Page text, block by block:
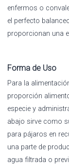
enfermos o
el perfecto
proporcionan una
Forma de Uso
Para la
proporción
especie y
abajo sirve como
para pájaros en
una parte de
agua filtrada o